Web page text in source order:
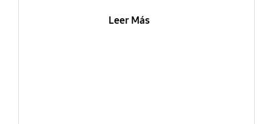
Leer Más